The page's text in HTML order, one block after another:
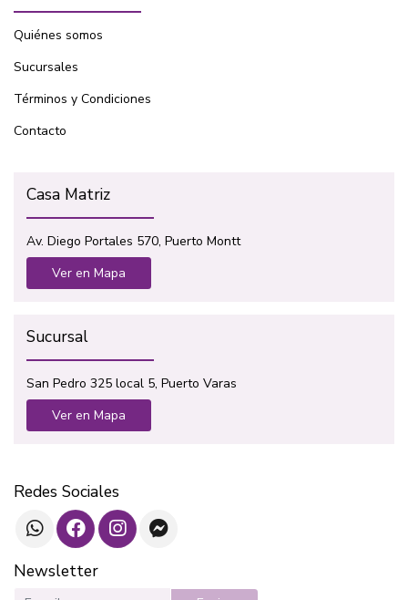
Quiénes somos
Sucursales
Términos y Condiciones
Contacto
Casa Matriz
Av. Diego Portales 570, Puerto Montt
Ver en Mapa
Sucursal
San Pedro 325 local 5, Puerto Varas
Ver en Mapa
Redes Sociales
Newsletter